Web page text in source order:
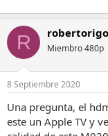
R robertorigo
Miembro 480p
8 Septiembre 2020
Una pregunta, el
este un Apple TV y